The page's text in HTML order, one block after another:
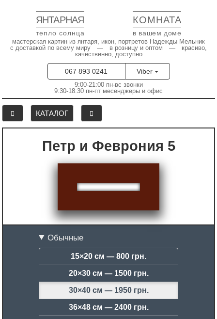
ЯНТАРНАЯ КОМНАТА
тепло солнца в вашем доме
мастерская картин из янтаря, икон, портретов Надежды Мельник
с доставкой по всему миру — в розницу и оптом — красиво,
качественно, доступно
067 893 0241 Viber
9:00-21:00 пн-вс звонки
9:30-18:30 пн-пт месенджеры и офис
КАТАЛОГ
Петр и Феврония 5
Обычные
15×20 см — 800 грн.
20×30 см — 1500 грн.
30×40 см — 1950 грн.
36×48 см — 2400 грн.